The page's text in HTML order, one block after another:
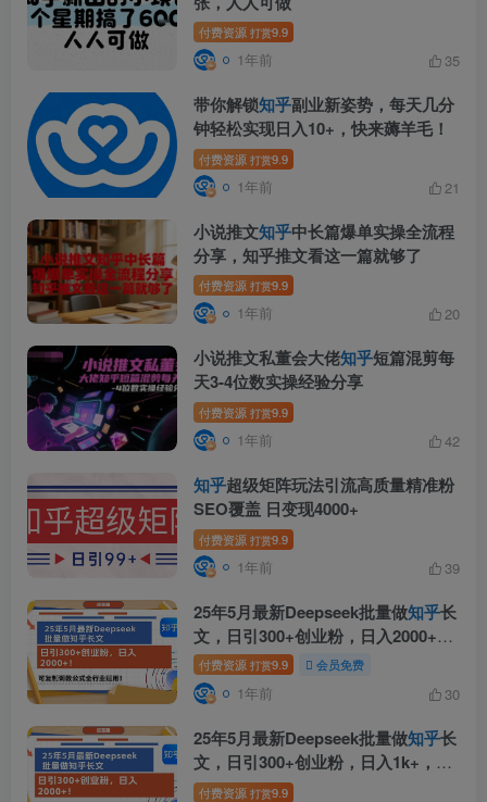
付费资源 打赏9.9
1年前 35
带你解锁知乎副业新姿势，每天几分
钟轻松实现日入10+，快来薅羊毛！
付费资源 打赏9.9
1年前 21
小说推文知乎中长篇爆单实操全流程
分享，知乎推文看这一篇就够了
付费资源 打赏9.9
1年前 20
小说推文私董会大佬知乎短篇混剪每
天3-4位数实操经验分享
付费资源 打赏9.9
1年前 42
知乎超级矩阵玩法引流高质量精准粉
SEO覆盖 日变现4000+
付费资源 打赏9.9
1年前 39
25年5月最新Deepseek批量做知乎长
文，日引300+创业粉，日入2000+！
可复…
付费资源 打赏9.9 会员免费
1年前 30
25年5月最新Deepseek批量做知乎长
文，日引300+创业粉，日入1k+，可
复制调教公式全行业适用
付费资源 打赏9.9